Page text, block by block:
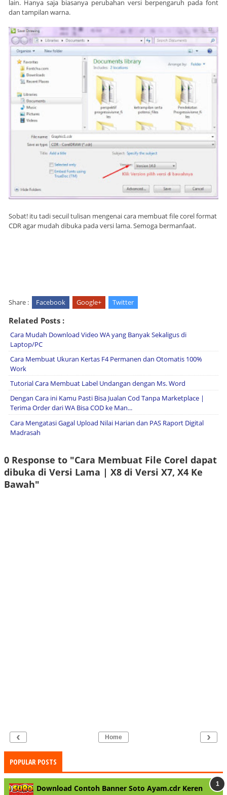
lain. Hanya saja biasanya perubahan versi berpengaruh pada font
dan tampilan warna.
Sobat! itu tadi secuil tulisan mengenai cara membuat file corel format
CDR agar mudah dibuka pada versi lama. Semoga bermanfaat.
Share : Facebook Google+ Twitter
Related Posts :
Cara Mudah Download Video WA yang Banyak Sekaligus di
Laptop/PC
Cara Membuat Ukuran Kertas F4 Permanen dan Otomatis 100%
Work
Tutorial Cara Membuat Label Undangan dengan Ms. Word
Dengan Cara ini Kamu Pasti Bisa Jualan Cod Tanpa Marketplace |
Terima Order dari WA Bisa COD ke Man...
Cara Mengatasi Gagal Upload Nilai Harian dan PAS Raport Digital
Madrasah
0 Response to "Cara Membuat File Corel dapat
dibuka di Versi Lama | X8 di Versi X7, X4 Ke
Bawah"
‹ ›
Home
POPULAR POSTS
Download Contoh Banner Soto Ayam.cdr Keren